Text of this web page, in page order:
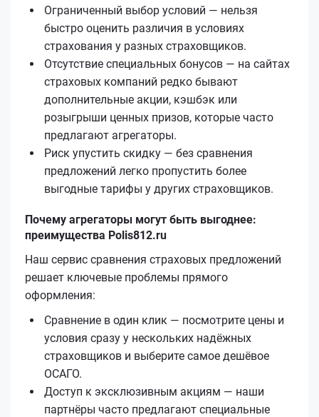
Ограниченный выбор условий — нельзя
быстро оценить различия в условиях
страхования у разных страховщиков.
Отсутствие специальных бонусов — на сайтах
страховых компаний редко бывают
дополнительные акции, кэшбэк или
розыгрыши ценных призов, которые часто
предлагают агрегаторы.
Риск упустить скидку — без сравнения
предложений легко пропустить более
выгодные тарифы у других страховщиков.
Почему агрегаторы могут быть выгоднее:
преимущества Polis812.ru
Наш сервис сравнения страховых предложений
решает ключевые проблемы прямого
оформления:
Сравнение в один клик — посмотрите цены и
условия сразу у нескольких надёжных
страховщиков и выберите самое дешёвое
ОСАГО.
Доступ к эксклюзивным акциям — наши
партнёры часто предлагают специальные